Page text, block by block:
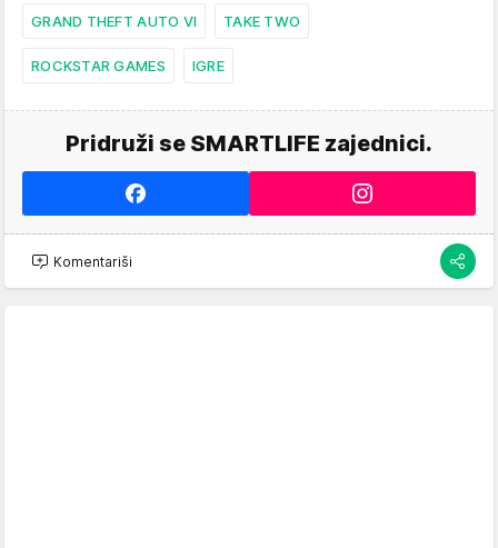
GRAND THEFT AUTO VI TAKE TWO
ROCKSTAR GAMES IGRE
Pridruži se SMARTLIFE zajednici.
Komentariši